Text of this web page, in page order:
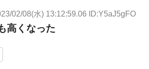
02/08(水) 13:12:59.06 ID:Y5aJ5gFO
高くなった